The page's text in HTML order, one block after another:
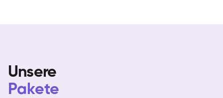
Unsere
Pakete